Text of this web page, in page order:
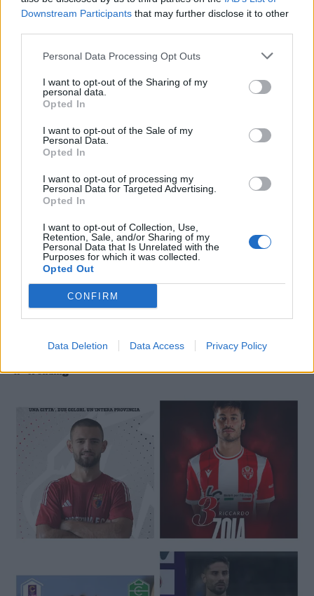
Downstream Participants that may further disclose it to other
Personal Data Processing Opt Outs
I want to opt-out of the Sharing of my
personal data.
Opted In
I want to opt-out of the Sale of my
Personal Data.
Opted In
I want to opt-out of processing my
Personal Data for Targeted Advertising.
Opted In
I want to opt-out of Collection, Use,
Retention, Sale, and/or Sharing of my
Personal Data that Is Unrelated with the
Purposes for which it was collected.
Opted Out
CONFIRM
Data Deletion Data Access Privacy Policy
🔥 Trending